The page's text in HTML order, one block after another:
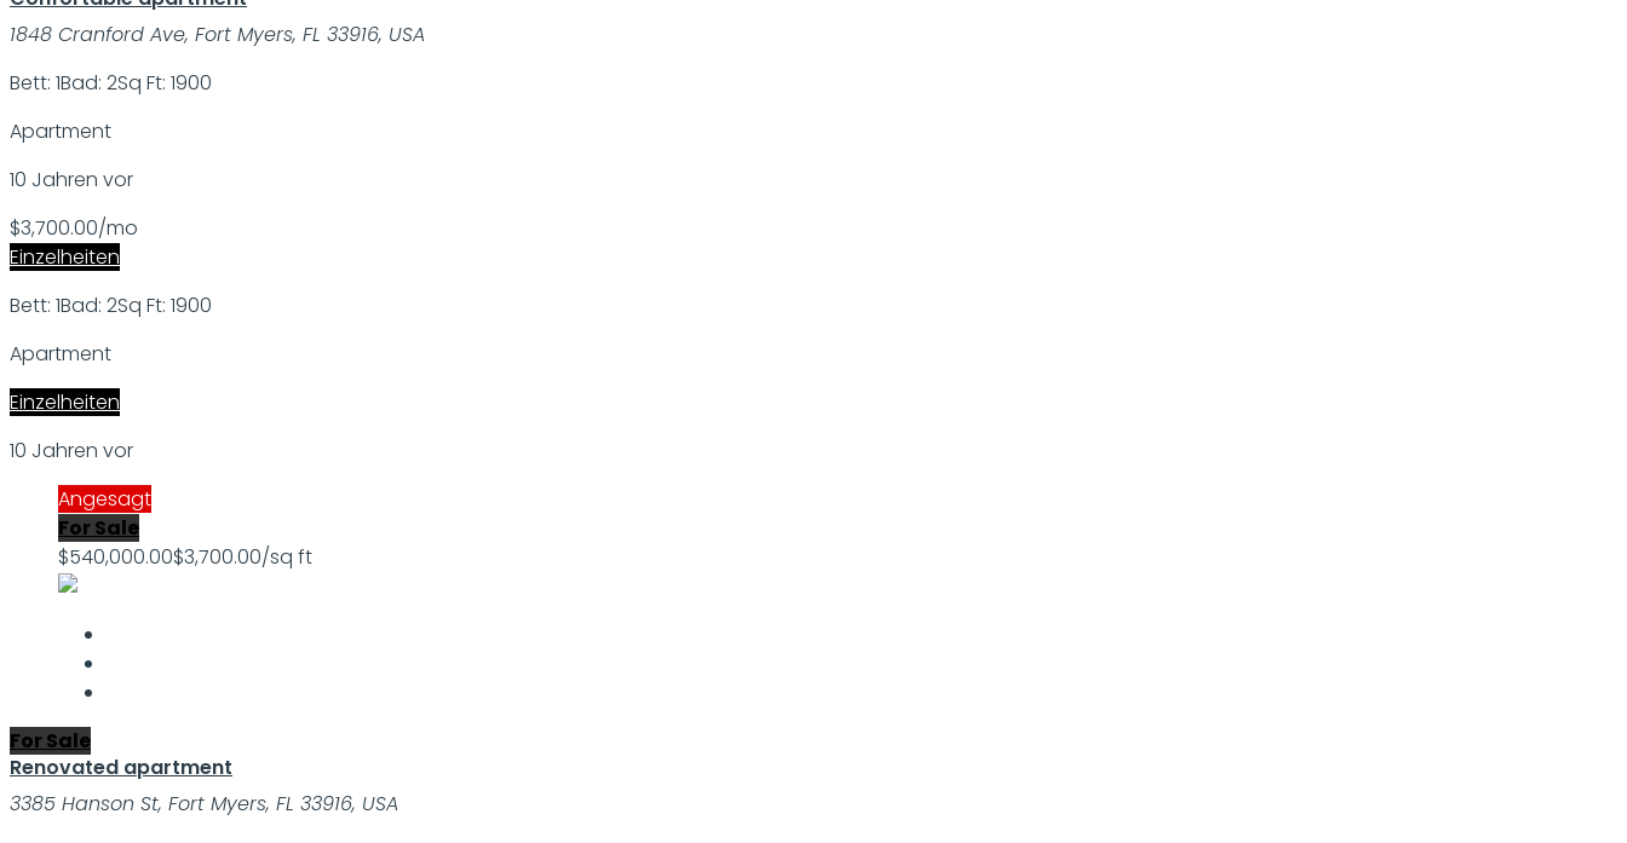
1848 Cranford Ave, Fort Myers, FL 33916, USA
Bett: 1Bad: 2Sq Ft: 1900
Apartment
10 Jahren vor
$3,700.00/mo
Einzelheiten
Bett: 1Bad: 2Sq Ft: 1900
Apartment
Einzelheiten
10 Jahren vor
Angesagt
For Sale
$540,000.00$3,700.00/sq ft
For Sale
Renovated apartment
3385 Hanson St, Fort Myers, FL 33916, USA